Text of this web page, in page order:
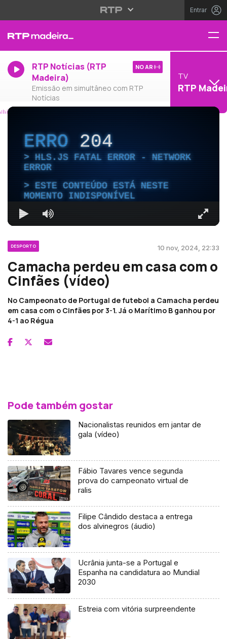
Entrar
RTP Notícias (RTP
Madeira)
Emissão em simultâneo com RTP
Notícias
NO AR
TV
RTP
ERRO204
HLS.JS FATAL ERROR - NETWORK
ERROR
ESTE CONTEÚDO ESTÁ NESTE
MOMENTO INDISPONÍVEL
DESPORTO 10 nov, 2024, 22:33
Camacha perdeu em casa com o
Cinfães (vídeo)
No Campeonato de Portugal de futebol a Camacha perdeu
em casa com o Cinfães por 3-1. Já o Marítimo B ganhou por
4-1 ao Régua
Pode também gostar
Nacionalistas reunidos em jantar de
gala (vídeo)
Fábio Tavares vence segunda
prova do campeonato virtual de
ralis
Filipe Cândido destaca a entrega
dos alvinegros (áudio)
Ucrânia junta-se a Portugal e
Espanha na candidatura ao Mundial
2030
Estreia com vitória surpreendente